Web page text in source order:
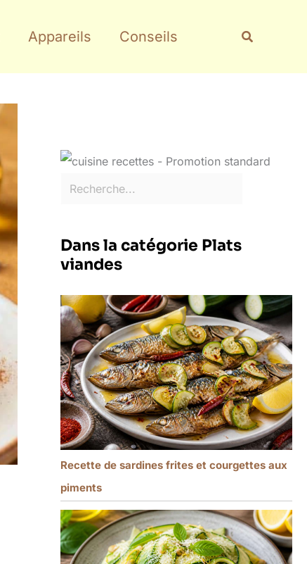
Appareils Conseils
Dans la catégorie Plats
viandes
Recette de sardines frites et courgettes aux
piments